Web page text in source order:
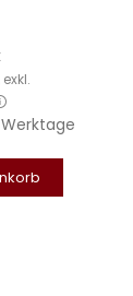
exkl.